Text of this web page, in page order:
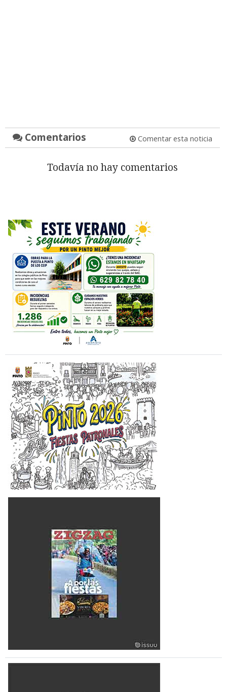
Comentarios Comentar esta noticia
Todavía no hay comentarios